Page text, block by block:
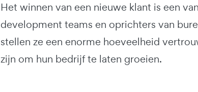
Het winnen van een nieuwe klant is een
development teams en oprichters van
stellen ze een enorme hoeveelheid
zijn om hun bedrijf te laten groeien.